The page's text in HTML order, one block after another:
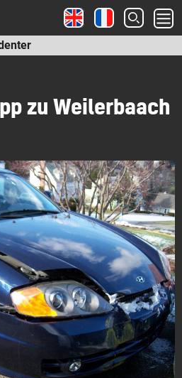
zu Weilerbaach